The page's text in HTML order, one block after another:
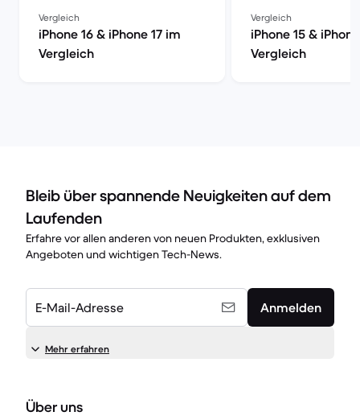
Vergleich
iPhone 16 & iPhone 17 im
Vergleich
Vergleich
iPhone 15 &
Vergleich
Bleib über spannende Neuigkeiten auf dem
Laufenden
Erfahre vor allen anderen von neuen Produkten, exklusiven
Angeboten und wichtigen Tech-News.
E-Mail-Adresse Anmelden
Mehr erfahren
Über uns